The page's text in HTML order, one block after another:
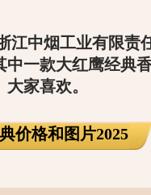
江中烟工业有限责
一款大红鹰经典
大家喜欢。
价格和图片2025